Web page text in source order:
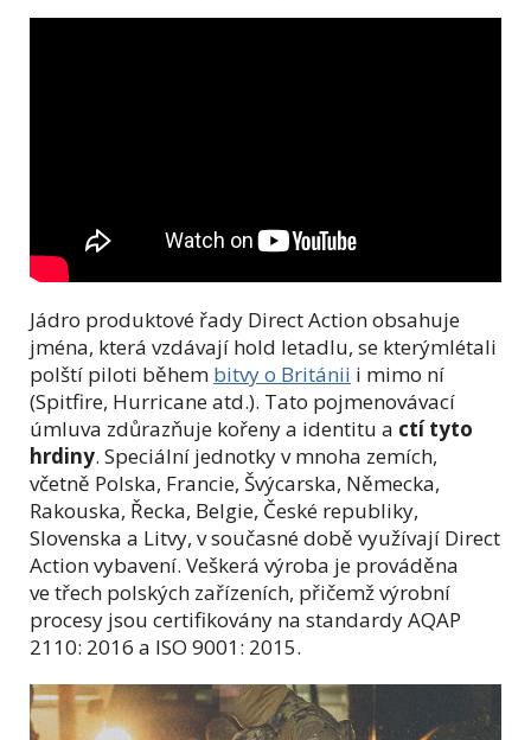
Jádro produktové řady Direct Action obsahuje
jména, která vzdávají hold letadlu, se kterýmlétali
polští piloti během bitvy o Británii i mimo ní
(Spitfire, Hurricane atd.). Tato pojmenovávací
úmluva zdůrazňuje kořeny a identitu a ctí tyto
hrdiny. Speciální jednotky v mnoha zemích,
včetně Polska, Francie, Švýcarska, Německa,
Rakouska, Řecka, Belgie, České republiky,
Slovenska a Litvy, v současné době využívají Direct
Action vybavení. Veškerá výroba je prováděna
ve třech polských zařízeních, přičemž výrobní
procesy jsou certifikovány na standardy AQAP
2110: 2016 a ISO 9001: 2015.